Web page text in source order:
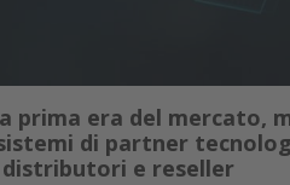
era del mercato,
di partner
e reseller